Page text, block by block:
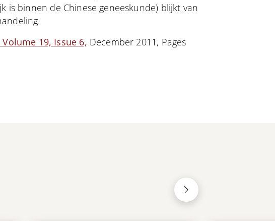
is binnen de Chinese geneeskunde) blijkt van
19, Issue 6, December 2011, Pages